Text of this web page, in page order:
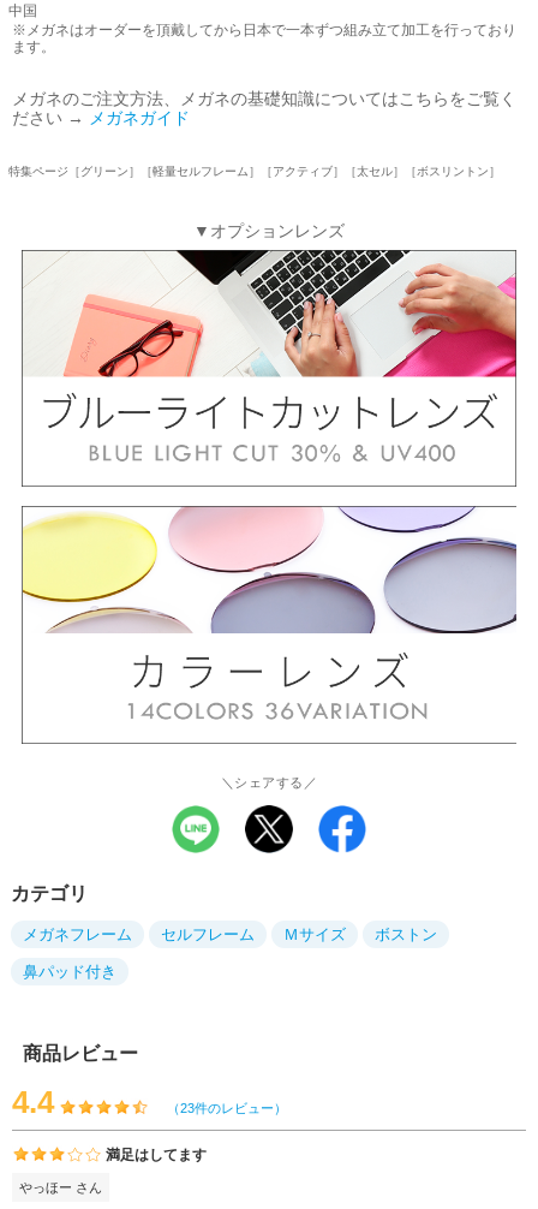
中国
※メガネはオーダーを頂戴してから日本で一本ずつ組み立て加工を行っており
ます。
メガネのご注文方法、メガネの基礎知識についてはこちらをご覧く
ださい →
メガネガイド
特集ページ［グリーン］［軽量セルフレーム］［アクティブ］［太セル］［ボスリントン］
▼オプションレンズ
＼シェアする／
カテゴリ
メガネフレーム セルフレーム Ｍサイズ ボストン
鼻パッド付き
商品レビュー
4.4 （23件のレビュー）
満足はしてます
やっほー さん